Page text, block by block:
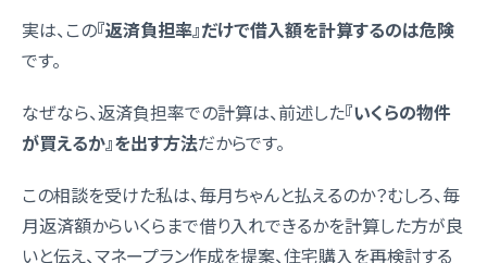
実は、この『返済負担率』だけで借入額を計算するのは危険
です。
なぜなら、返済負担率での計算は、前述した『いくらの物件
が買えるか』を出す方法だからです。
この相談を受けた私は、毎月ちゃんと払えるのか？むしろ、毎
月返済額からいくらまで借り入れできるかを計算した方が良
いと伝え、マネープラン作成を提案、住宅購入を再検討する